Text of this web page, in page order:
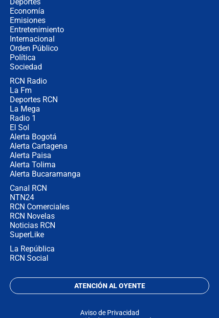
Economía
Emisiones
Entretenimiento
Internacional
Orden Público
Política
Sociedad
RCN Radio
La Fm
Deportes RCN
La Mega
Radio 1
El Sol
Alerta Bogotá
Alerta Cartagena
Alerta Paisa
Alerta Tolima
Alerta Bucaramanga
Canal RCN
NTN24
RCN Comerciales
RCN Novelas
Noticias RCN
SuperLike
La República
RCN Social
ATENCIÓN AL OYENTE
Aviso de Privacidad